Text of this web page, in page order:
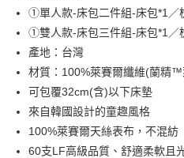
街口支付
悠遊付
全盈+PAY
ATM付款
運送方式
①單人款-床包二件組-床包*1／
①雙人款-床包三件組-床包*1／
產地：台灣
材質：100%萊賽爾纖維(蘭精
可包覆32cm(含)以下床墊
來自韓國設計的童趣風格
100%萊賽爾天絲表布，不混紡
60支LF高級品質、舒適柔軟且